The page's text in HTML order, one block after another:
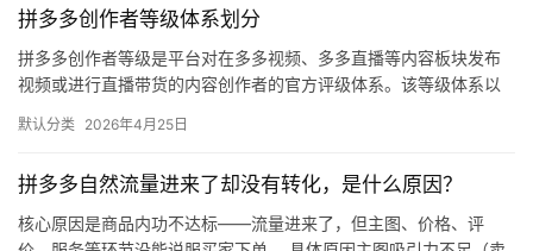
拼多多创作者等级体系划分
拼多多创作者等级是平台对在多多视频、多多直播等内容板块发布
视频或进行直播带货的内容创作者的官方评级体系。该等级体系以
同等级…
默认分类 2026年4月25日
拼多多自然流量进来了却没有转化，是什么原因？
核心原因是商品内功不达标——流量进来了，但主图、价格、评